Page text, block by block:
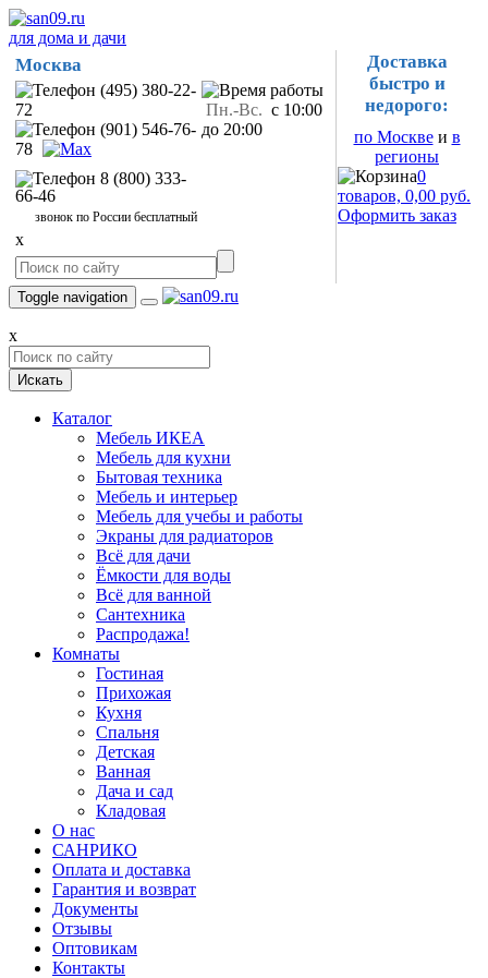
для дома и дачи
Москва
(495) 380-22-
72
(901) 546-76-
78
8 (800) 333-
66-46
звонок по России бесплатный
Пн.-Вс. с 10:00
до 20:00
x
Доставка
быстро и
недорого:
по Москвеи в
регионы
0
товаров, 0,00 руб.
Оформить заказ
Toggle navigation
x
Искать
Каталог
Мебель ИКЕА
Мебель для кухни
Бытовая техника
Мебель и интерьер
Мебель для учебы и работы
Экраны для радиаторов
Всё для дачи
Ёмкости для воды
Всё для ванной
Сантехника
Распродажа!
Комнаты
Гостиная
Прихожая
Кухня
Спальня
Детская
Ванная
Дача и сад
Кладовая
О нас
САНРИКО
Оплата и доставка
Гарантия и возврат
Документы
Отзывы
Оптовикам
Контакты